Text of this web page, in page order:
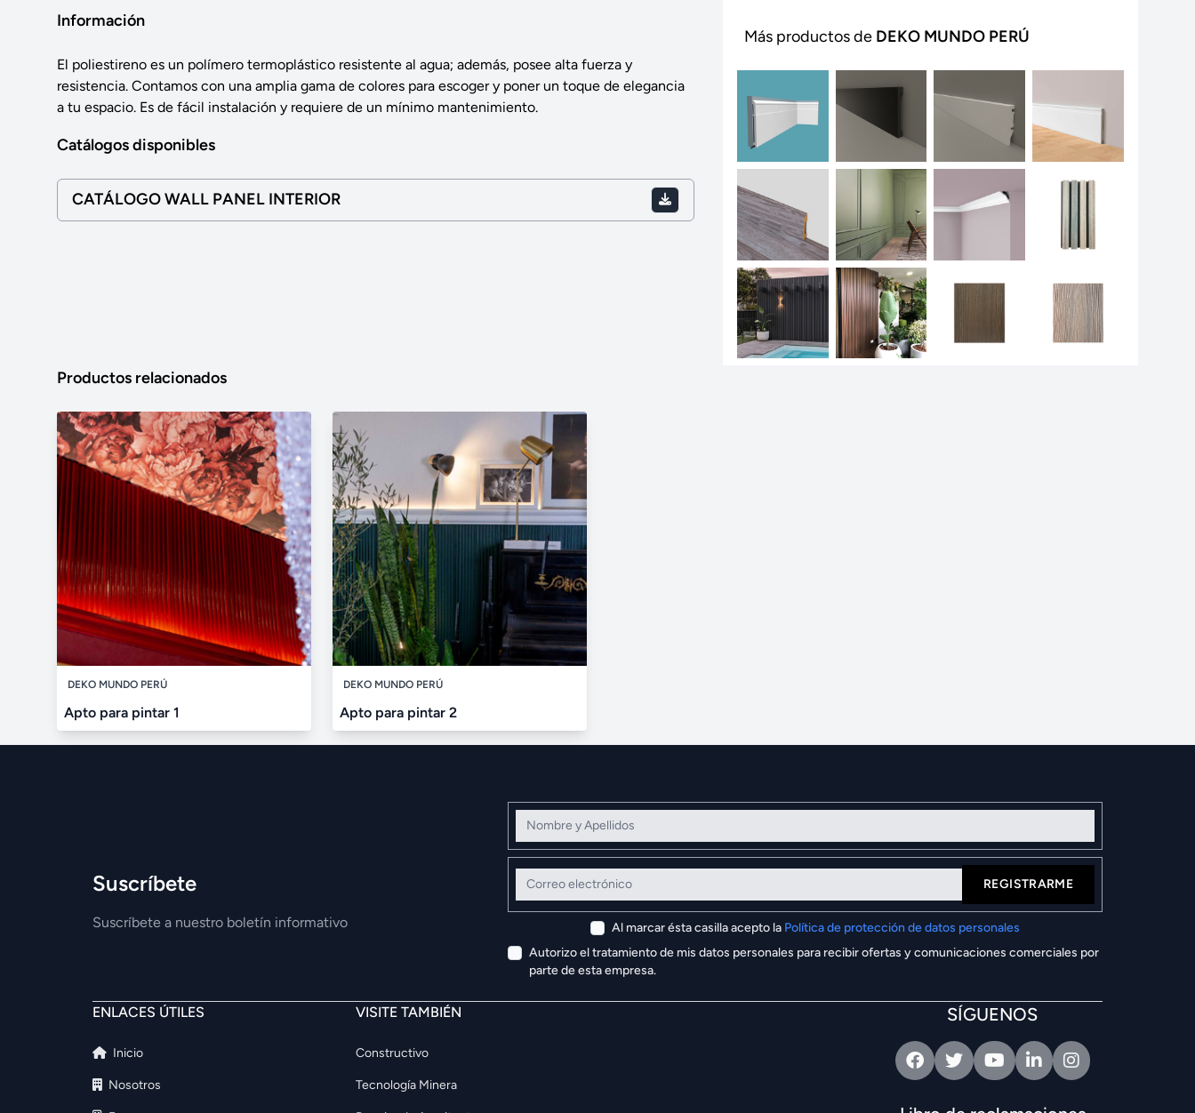
Información
El poliestireno es un polímero termoplástico resistente al agua; además, posee alta fuerza y
resistencia. Contamos con una amplia gama de colores para escoger y poner un toque de elegancia
a tu espacio. Es de fácil instalación y requiere de un mínimo mantenimiento.
Catálogos disponibles
CATÁLOGO WALL PANEL INTERIOR
Más productos de DEKO MUNDO PERÚ
Productos relacionados
DEKO MUNDO PERÚ
Apto para pintar 1
DEKO MUNDO PERÚ
Apto para pintar 2
Suscríbete
Suscríbete a nuestro boletín informativo
Nombre y Apellidos
Correo electrónico
REGISTRARME
Al marcar ésta casilla acepto la Política de protección de datos personales
Autorizo el tratamiento de mis datos personales para recibir ofertas y comunicaciones comerciales por
parte de esta empresa.
ENLACES ÚTILES
Inicio
Nosotros
VISITE TAMBIÉN
Constructivo
Tecnología Minera
SÍGUENOS
FacebookTwitterYoutubeLinkedinIntagram